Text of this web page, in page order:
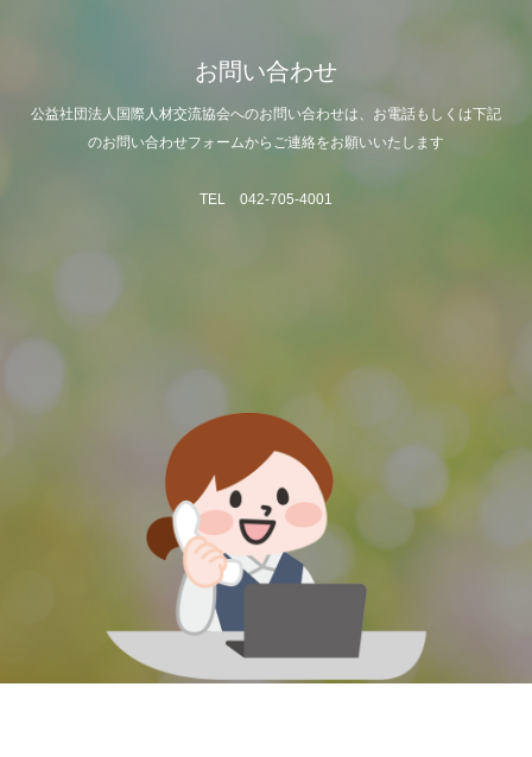
お問い合わせ
公益社団法人国際人材交流協会へのお問い合わせは、お電話もしくは下記
のお問い合わせフォームからご連絡をお願いいたします
TEL 042-705-4001